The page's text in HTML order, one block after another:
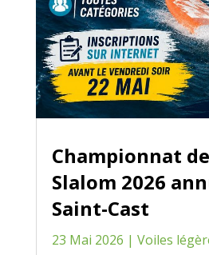
Championnat
Slalom 2026
Saint-Cast
23 Mai 2026 | Voiles